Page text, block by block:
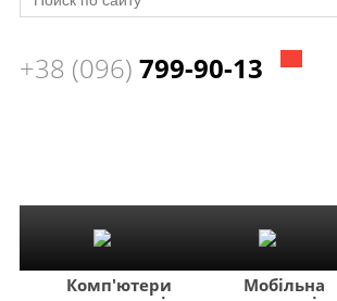
+38 (096) 799-90-13
Комп'ютери
Мобільна